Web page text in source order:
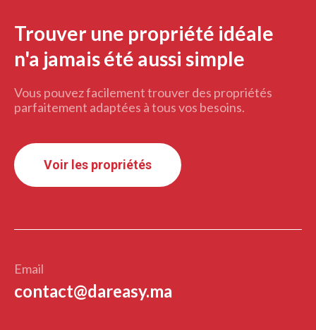
Trouver une propriété idéale
n'a jamais été aussi simple
Vous pouvez facilement trouver des propriétés
parfaitement adaptées à tous vos besoins.
Voir les propriétés
Email
contact@dareasy.ma